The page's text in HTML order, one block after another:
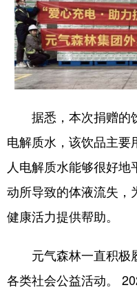
据悉，本次捐赠的
电解质水，该饮品主要
人电解质水能够很好
动所导致的体液流失，
健康活力提供帮助。
元气森林一直积极
各类社会公益活动。